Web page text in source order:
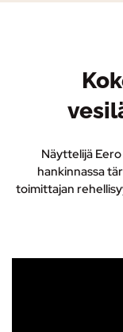
Näyttelijä
hankinnassa
toimittajan